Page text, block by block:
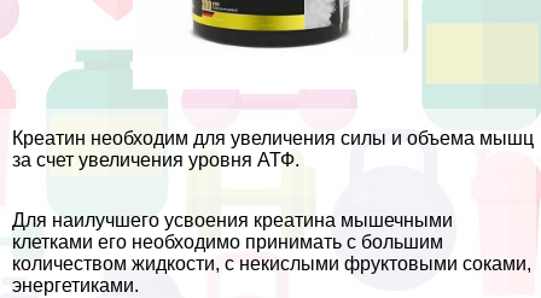
Креатин необходим для увеличения силы и объема мышц
за счет увеличения уровня АТФ.
Для наилучшего усвоения креатина мышечными
клетками его необходимо принимать с большим
количеством жидкости, с некислыми фруктовыми соками,
энергетиками.